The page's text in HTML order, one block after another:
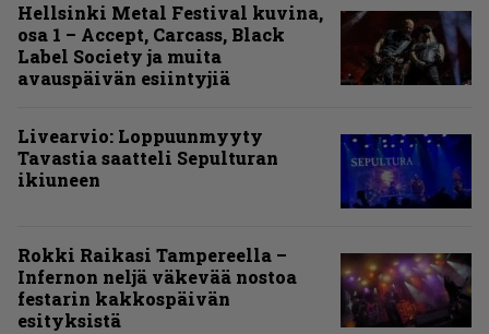
Hellsinki Metal Festival kuvina,
osa 1 – Accept, Carcass, Black
Label Society ja muita
avauspäivän esiintyjiä
Livearvio: Loppuunmyyty
Tavastia saatteli Sepulturan
ikiuneen
Rokki Raikasi Tampereella –
Infernon neljä väkevää nostoa
festarin kakkospäivän
esityksistä